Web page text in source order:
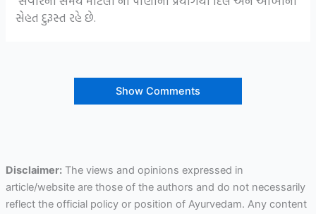
સેહત દુરૂસ્ત રહે છે.
Show Comments
Disclaimer:The views and opinions expressed in
article/website are those of the authors and do not necessarily
reflect the official policy or position of Ayurvedam. Any content